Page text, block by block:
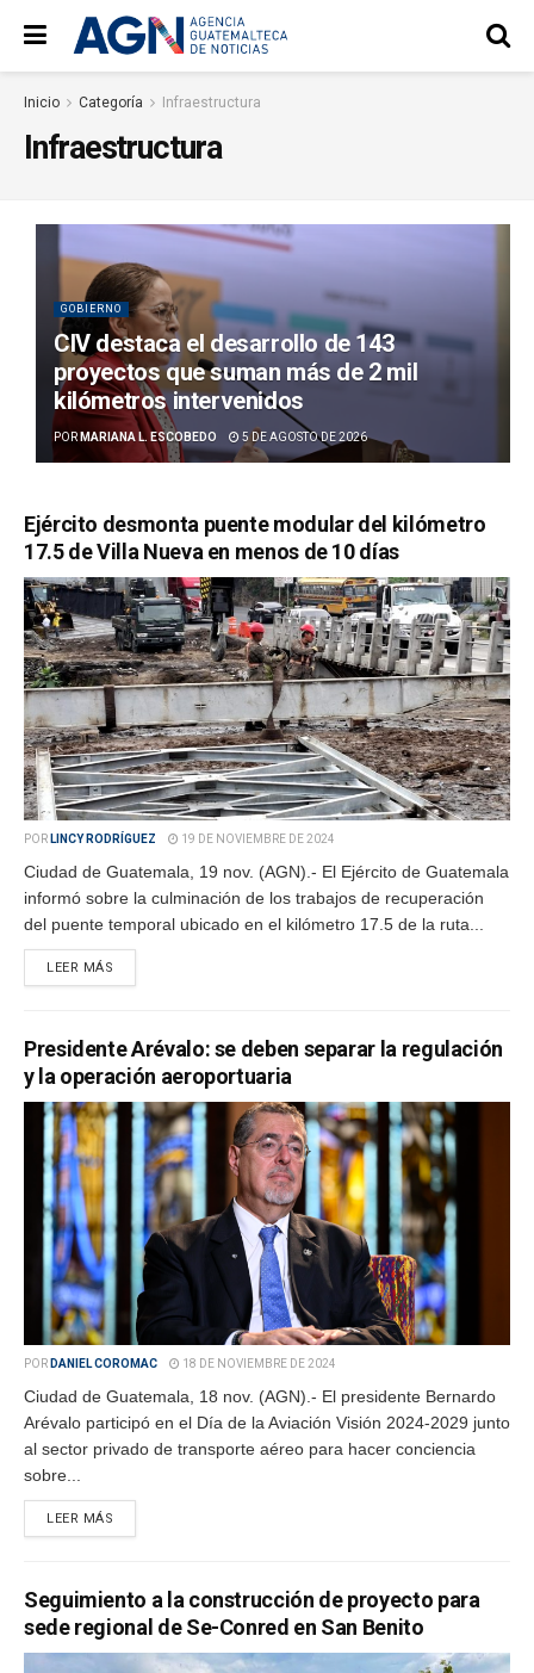
Inicio Categoría Infraestructura
Infraestructura
GOBIERNO
CIV destaca el desarrollo de 143
proyectos que suman más de 2 mil
kilómetros intervenidos
POR MARIANA L. ESCOBEDO 5 DE AGOSTO DE 2026
Ejército desmonta puente modular del kilómetro
17.5 de Villa Nueva en menos de 10 días
POR LINCY RODRÍGUEZ 19 DE NOVIEMBRE DE 2024
Ciudad de Guatemala, 19 nov. (AGN).- El Ejército de Guatemala
informó sobre la culminación de los trabajos de recuperación
del puente temporal ubicado en el kilómetro 17.5 de la ruta...
LEER MÁS
Presidente Arévalo: se deben separar la regulación
y la operación aeroportuaria
POR DANIEL COROMAC 18 DE NOVIEMBRE DE 2024
Ciudad de Guatemala, 18 nov. (AGN).- El presidente Bernardo
Arévalo participó en el Día de la Aviación Visión 2024-2029 junto
al sector privado de transporte aéreo para hacer conciencia
sobre...
LEER MÁS
Seguimiento a la construcción de proyecto para
sede regional de Se-Conred en San Benito